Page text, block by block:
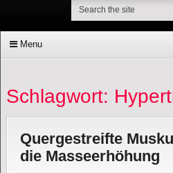
Menu
Schlagwort:
Quergestreifte
die Masseerhöhung